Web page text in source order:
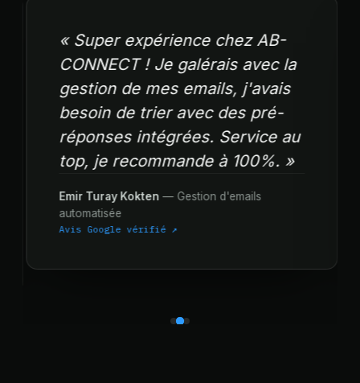
« Super expérience chez AB-
CONNECT ! Je galérais avec la
gestion de mes emails, j'avais
besoin de trier avec des pré-
réponses intégrées. Service au
top, je recommande à 100%. »
Emir Turay Kokten— Gestion d'emails
automatisée
Avis Google vérifié ↗